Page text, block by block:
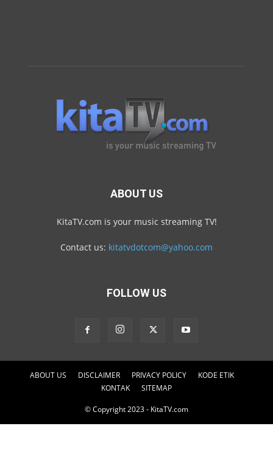
ABOUT US
KitaTV.com is your music streaming TV!
Contact us: kitatvdotcom@yahoo.com
FOLLOW US
ABOUT US DISCLAIMER PRIVACY POLICY
KODE ETIK
KONTAK
SITEMAP
© Copyright 2023 - KitaTV.com